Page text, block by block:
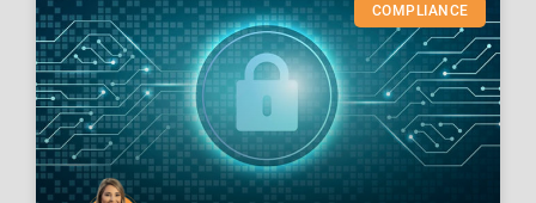
COMPLIANCE